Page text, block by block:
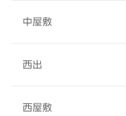
中屋敷
西出
西屋敷